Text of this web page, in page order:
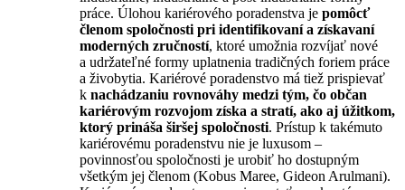
práce. Úlohou kariérového poradenstva je pomôcť
členom spoločnosti pri identifikovaní a získavaní
moderných zručností, ktoré umožnia rozvíjať nové
a udržateľné formy uplatnenia tradičných foriem práce
a živobytia. Kariérové poradenstvo má tiež prispievať
k nachádzaniu rovnováhy medzi tým, čo občan
kariérovým rozvojom získa a stratí, ako aj úžitkom,
ktorý prináša širšej spoločnosti. Prístup k takémuto
kariérovému poradenstvu nie je luxusom –
povinnosťou spoločnosti je urobiť ho dostupným
všetkým jej členom (Kobus Maree, Gideon Arulmani).